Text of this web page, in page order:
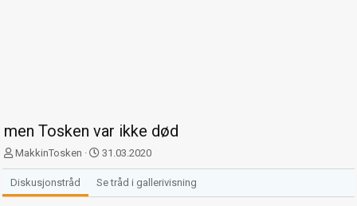
men Tosken var ikke død
T
r
å
d
MakkinTosken
S
t
a
r
31.03.2020
Diskusjonstråd Se tråd i gallerivisning